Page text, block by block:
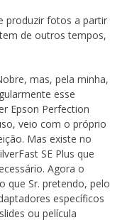
produzir fotos a partir
de outros tempos,
mas, pela minha,
esse
Epson Perfection
veio com o próprio
Mas existe no
SE Plus que
Agora o
que Sr. pretendo, pelo
específicos
ou película